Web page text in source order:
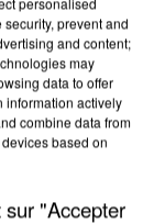
prevent and
and content;
may
data to offer
information actively
combine data from
based on
"Accepter